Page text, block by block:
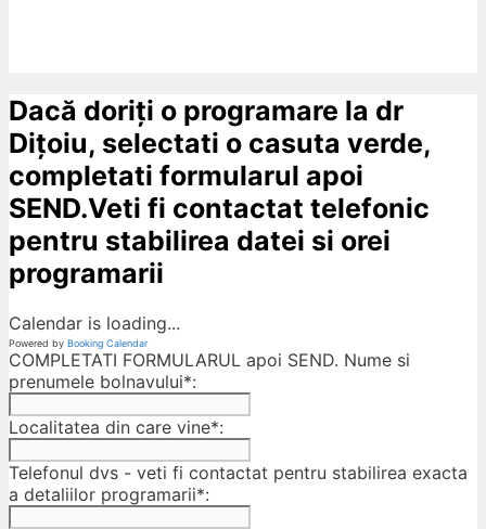
Dacă doriți o programare la dr
Dițoiu, selectati o casuta verde,
completati formularul apoi
SEND.Veti fi contactat telefonic
pentru stabilirea datei si orei
programarii
Calendar is loading...
Powered by Booking Calendar
COMPLETATI FORMULARUL apoi SEND. Nume si
prenumele bolnavului*:
Localitatea din care vine*:
Telefonul dvs - veti fi contactat pentru stabilirea exacta
a detaliilor programarii*: